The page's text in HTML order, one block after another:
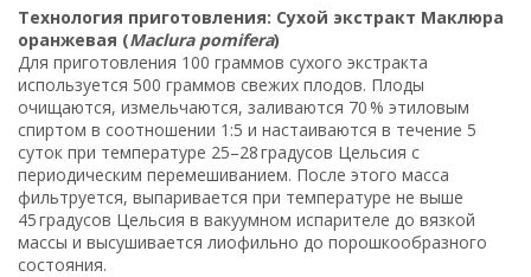
Технология приготовления: Сухой экстракт Маклюра
оранжевая (Maclura pomifera)
Для приготовления 100 граммов сухого экстракта
используется 500 граммов свежих плодов. Плоды
очищаются, измельчаются, заливаются 70 % этиловым
спиртом в соотношении 1:5 и настаиваются в течение 5
суток при температуре 25–28 градусов Цельсия с
периодическим перемешиванием. После этого масса
фильтруется, выпаривается при температуре не выше
45 градусов Цельсия в вакуумном испарителе до вязкой
массы и высушивается лиофильно до порошкообразного
состояния.